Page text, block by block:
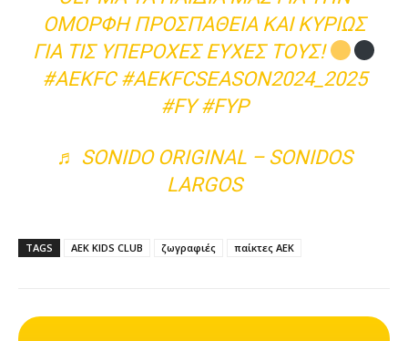
ΌΜΟΡΦΗ ΠΡΟΣΠΆΘΕΙΑ ΚΑΙ ΚΥΡΊΩΣ
ΓΙΑ ΤΙΣ ΥΠΈΡΟΧΕΣ ΕΥΧΈΣ ΤΟΥΣ!
#AEKFC #AEKFCSEASON2024_2025
#FY #FYP
♬ SONIDO ORIGINAL – SONIDOS
LARGOS
TAGS AEK KIDS CLUB ζωγραφιές παίκτες ΑΕΚ